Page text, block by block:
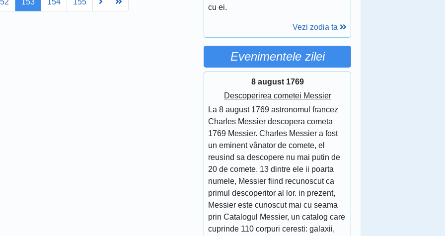
153 154 155
cu ei.
Vezi zodia ta
Evenimentele zilei
8 august 1769
Descoperirea cometei Messier
La 8 august 1769 astronomul francez
Charles Messier descopera cometa
1769 Messier. Charles Messier a fost
un eminent vânator de comete, el
reusind sa descopere nu mai putin de
20 de comete. 13 dintre ele ii poarta
numele, Messier fiind recunoscut ca
primul descoperitor al lor. in prezent,
Messier este cunoscut mai cu seama
prin Catalogul Messier, un catalog care
cuprinde 110 corpuri ceresti: galaxii,